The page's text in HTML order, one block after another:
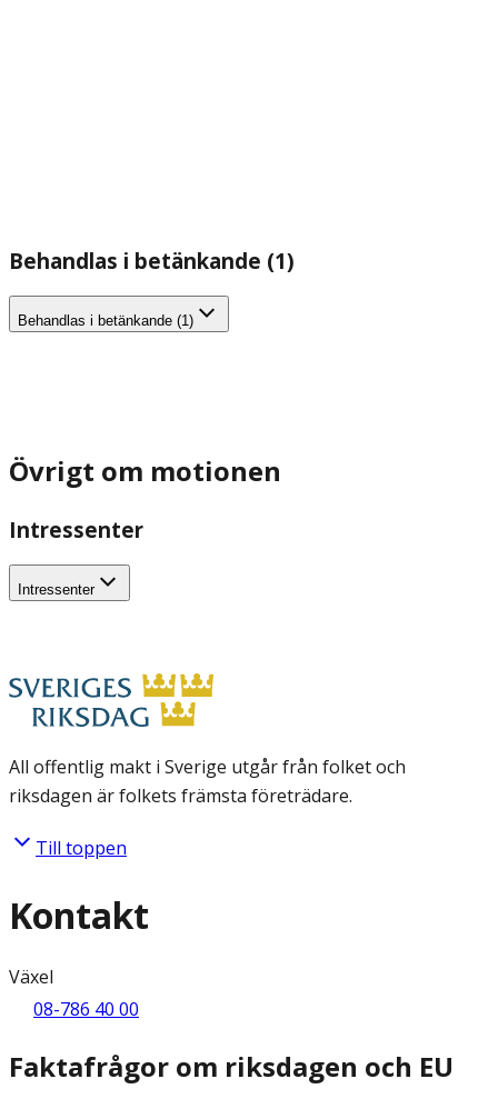
Behandlas i betänkande (1)
Behandlas i betänkande (1)
Övrigt om motionen
Intressenter
Intressenter
All offentlig makt i Sverige utgår från folket och
riksdagen är folkets främsta företrädare.
Till toppen
Kontakt
Växel
08-786 40 00
Faktafrågor om riksdagen och EU